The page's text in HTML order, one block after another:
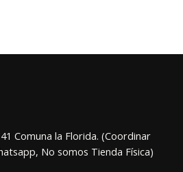
Comuna la Florida. (Coordinar
No somos Tienda Física)